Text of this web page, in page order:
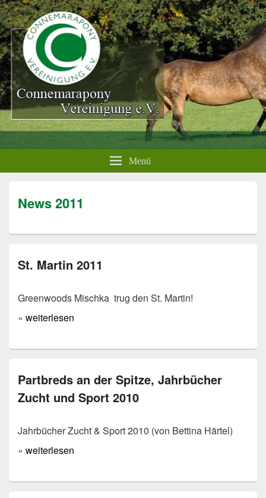
Menü
News 2011
St. Martin 2011
Greenwoods Mischka trug den St. Martin!
» weiterlesen
Partbreds an der Spitze, Jahrbücher
Zucht und Sport 2010
Jahrbücher Zucht & Sport 2010 (von Bettina Härtel)
» weiterlesen